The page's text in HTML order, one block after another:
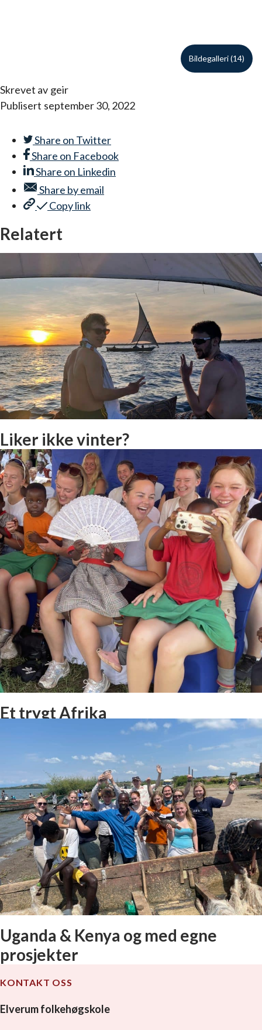
Bildegalleri (14)
Skrevet av geir
Publisert september 30, 2022
Share on Twitter
Share on Facebook
Share on Linkedin
Share byemail
Copy link
Relatert
Liker ikke vinter?
Et trygt Afrika
Uganda & Kenya og med egne
prosjekter
KONTAKT OSS
Elverum folkehøgskole